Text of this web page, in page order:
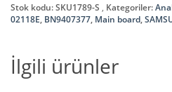
Stok kodu:SKU1789-S Kategoriler:
02118E, BN9407377, Main board,
İlgili ürünler